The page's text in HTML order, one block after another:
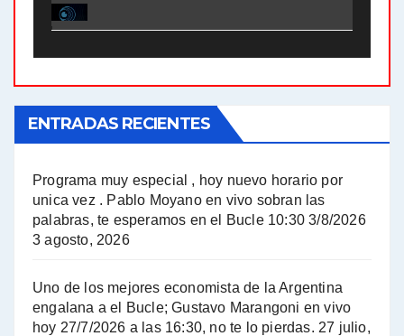
El Bucle News en Radio Gráfica. Bloque 2 . 21.04.24 - Jorge Gres
A mayor poder al empresariado le cuesta encontrar resistencia - Jose Urtubey con Jorge Gres
Hugo Yasky : Día de la Militancia - Hugo Yasky con Jorge Gres
ENTRADAS RECIENTES
Programa muy especial , hoy nuevo horario por
unica vez . Pablo Moyano en vivo sobran las
palabras, te esperamos en el Bucle 10:30 3/8/2026
3 agosto, 2026
Uno de los mejores economista de la Argentina
engalana a el Bucle; Gustavo Marangoni en vivo
hoy 27/7/2026 a las 16:30, no te lo pierdas. 27 julio,